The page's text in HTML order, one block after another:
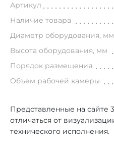
Артикул
Наличие товара
Диаметр оборудования, мм
Высота оборудования, мм
Порядок размещения
Объем рабочей камеры
Представленные на сайте
отличаться от
технического исполнения.